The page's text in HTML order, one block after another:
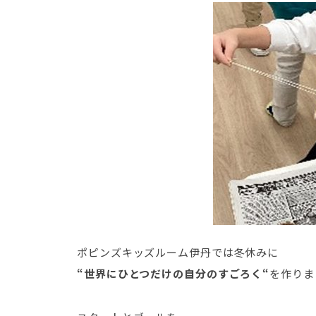
ポピンズキッズルーム伊丹では冬休みに
“世界にひとつだけの自分のすごろく“を作り